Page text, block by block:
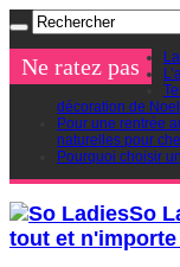
Ne ratez pas
décoration de
Pour une rentrée
naturelles pour
Pourquoi choisir
So
tout et